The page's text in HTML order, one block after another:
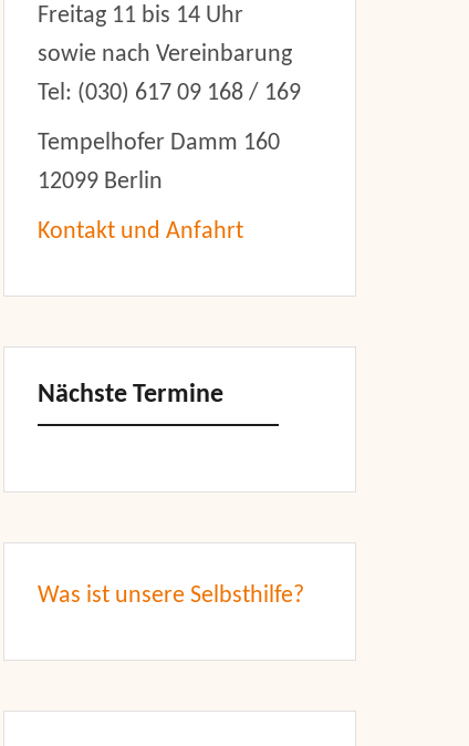
Freitag 11 bis 14 Uhr
sowie nach Vereinbarung
Tel: (030) 617 09 168 / 169
Tempelhofer Damm 160
12099 Berlin
Kontakt und Anfahrt
Nächste Termine
Was ist unsere Selbsthilfe?